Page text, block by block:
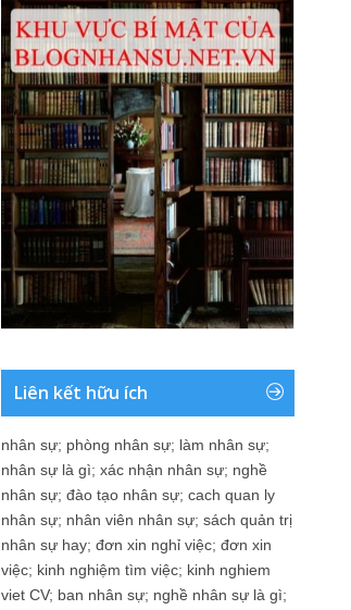
Liên kết hữu ích
nhân sự; phòng nhân sự; làm nhân sự;
nhân sự là gì; xác nhận nhân sự; nghề
nhân sự; đào tạo nhân sự; cach quan ly
nhân sự; nhân viên nhân sự; sách quản trị
nhân sự hay; đơn xin nghỉ việc; đơn xin
việc; kinh nghiệm tìm việc; kinh nghiem
viet CV; ban nhân sự; nghề nhân sự là gì;